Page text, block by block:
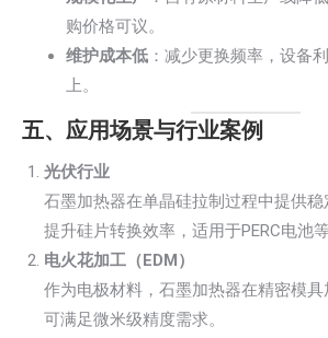
购价格可议。
维护成本低 ：减少更换频率，设备
上。
五、应用场景与行业案例
光伏行业
石墨加热器在单晶硅拉制过程中提供
提升硅片转换效率，适用于PERC电池
电火花加工（EDM）
作为电极材料，石墨加热器在精密模具
可满足微米级精度需求。